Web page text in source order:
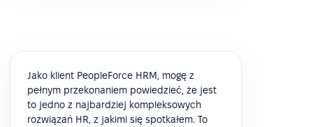
Jako klient PeopleForce HRM, mogę z
pełnym przekonaniem powiedzieć, że jest
to jedno z najbardziej kompleksowych
rozwiązań HR, z jakimi się spotkałem. To